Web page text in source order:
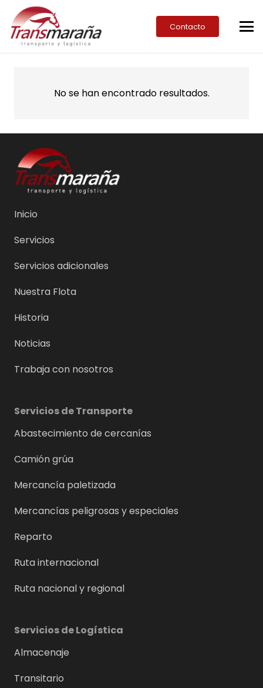
Contacto
No se han encontrado resultados.
Inicio
Servicios
Servicios adicionales
Nuestra Flota
Historia
Noticias
Trabaja con nosotros
Servicios de Transporte
Abastecimiento de cercanías
Camión grúa
Mercancía paletizada
Mercancías peligrosas y especiales
Reparto
Ruta internacional
Ruta nacional y regional
Servicios de Logística
Almacenaje
Transitario